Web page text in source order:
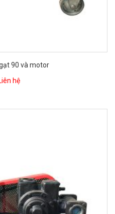
90 và motor
hệ